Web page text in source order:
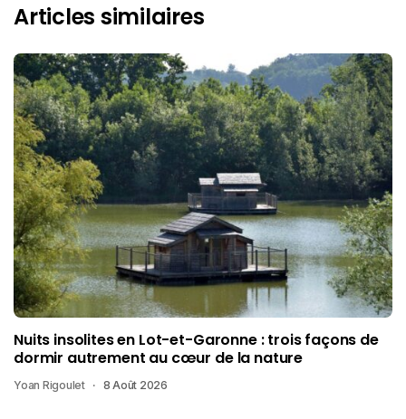
Articles similaires
Nuits insolites en Lot-et-Garonne : trois façons de
dormir autrement au cœur de la nature
Yoan Rigoulet 8 Août 2026